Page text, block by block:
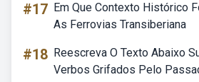
#17 Em Que Contexto Histórico
As Ferrovias Transiberiana
#18 Reescreva O Texto Abaixo
Verbos Grifados Pelo